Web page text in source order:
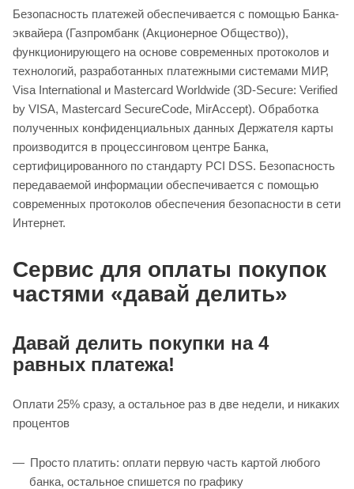
Безопасность платежей обеспечивается с помощью Банка-
эквайера (Газпромбанк (Акционерное Общество)),
функционирующего на основе современных протоколов и
технологий, разработанных платежными системами МИР,
Visa International и Mastercard Worldwide (3D-Secure: Verified
by VISA, Mastercard SecureCode, MirAccept). Обработка
полученных конфиденциальных данных Держателя карты
производится в процессинговом центре Банка,
сертифицированного по стандарту PCI DSS. Безопасность
передаваемой информации обеспечивается с помощью
современных протоколов обеспечения безопасности в сети
Интернет.
Сервис для оплаты покупок
частями «давай делить»
Давай делить покупки на 4
равных платежа!
Оплати 25% сразу, а остальное раз в две недели, и никаких
процентов
Просто платить: оплати первую часть картой любого
банка, остальное спишется по графику